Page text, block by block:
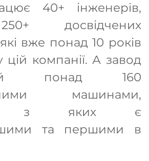
40+ інженерів,
досвідчених
вже понад 10 років
компанії. А завод
понад 160
машинами,
з яких є
та першими в